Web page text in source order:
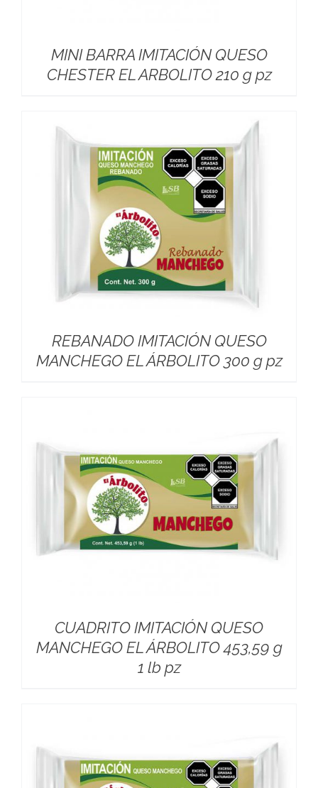
MINI BARRA IMITACIÓN QUESO
CHESTER EL ARBOLITO 210 g pz
REBANADO IMITACIÓN QUESO
MANCHEGO EL ÁRBOLITO 300 g pz
CUADRITO IMITACIÓN QUESO
MANCHEGO EL ÁRBOLITO 453,59 g
1 lb pz